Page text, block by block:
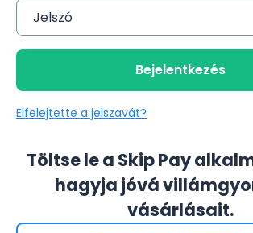
Jelszó
Bejelentkezés
Elfelejtette a jelszavát?
Töltse le a Skip Pay
hagyja jóvá
vásárlásait.